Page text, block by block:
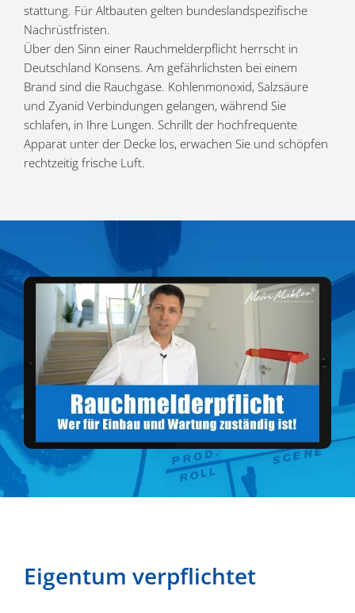
stattung. Für Altbauten gelten bundes­land­spe­zi­fische
Nachrüstfristen.
Über den Sinn einer Rauch­mel­der­pflicht herrscht in
Deutschland Konsens. Am gefähr­lichsten bei einem
Brand sind die Rauchgase. Kohlen­monoxid, Salzsäure
und Zyanid Verbin­dungen gelangen, während Sie
schlafen, in Ihre Lungen. Schrillt der hochfre­quente
Apparat unter der Decke los, erwachen Sie und schöpfen
recht­zeitig frische Luft.
Eigentum verpflichtet